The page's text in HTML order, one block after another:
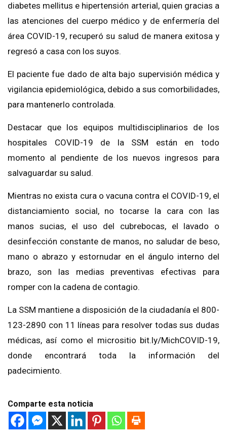
diabetes mellitus e hipertensión arterial, quien gracias a
las atenciones del cuerpo médico y de enfermería del
área COVID-19, recuperó su salud de manera exitosa y
regresó a casa con los suyos.
El paciente fue dado de alta bajo supervisión médica y
vigilancia epidemiológica, debido a sus comorbilidades,
para mantenerlo controlada.
Destacar que los equipos multidisciplinarios de los
hospitales COVID-19 de la SSM están en todo
momento al pendiente de los nuevos ingresos para
salvaguardar su salud.
Mientras no exista cura o vacuna contra el COVID-19, el
distanciamiento social, no tocarse la cara con las
manos sucias, el uso del cubrebocas, el lavado o
desinfección constante de manos, no saludar de beso,
mano o abrazo y estornudar en el ángulo interno del
brazo, son las medias preventivas efectivas para
romper con la cadena de contagio.
La SSM mantiene a disposición de la ciudadanía el 800-
123-2890 con 11 líneas para resolver todas sus dudas
médicas, así como el micrositio bit.ly/MichCOVID-19,
donde encontrará toda la información del
padecimiento.
Comparte esta noticia